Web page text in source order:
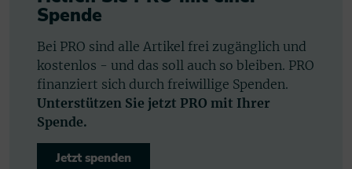
Spende
Bei PRO sind alle Artikel frei zugänglich und
kostenlos - und das soll auch so bleiben. PRO
finanziert sich durch freiwillige Spenden.
Unterstützen Sie jetzt PRO mit Ihrer
Spende.
Jetzt spenden